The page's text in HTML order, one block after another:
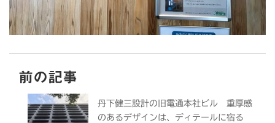
前の記事
丹下健三設計の旧電通本社ビル 重厚感
のあるデザインは、ディテールに宿る